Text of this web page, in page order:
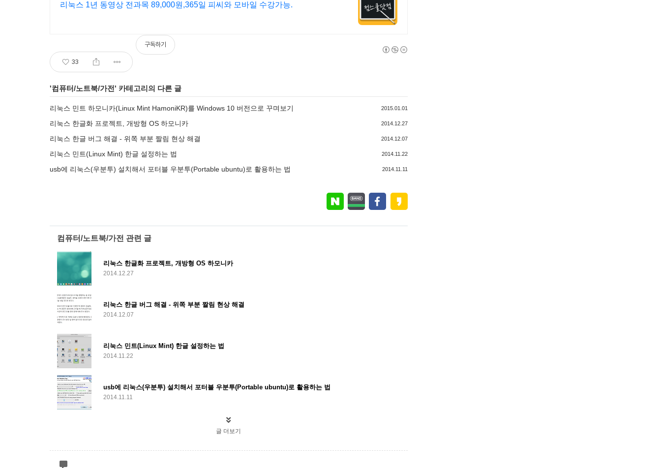
리눅스 1년 동영상 전과목 89,000원,365일 피씨와 모바일 수강가능.
33
구독하기
'컴퓨터/노트북/가전' 카테고리의 다른 글
리눅스 민트 하모니카(Linux Mint HamoniKR)를 Windows 10 버전으로 꾸며보기 2015.01.01
리눅스 한글화 프로젝트, 개방형 OS 하모니카 2014.12.27
리눅스 한글 버그 해결 - 위쪽 부분 짤림 현상 해결 2014.12.07
리눅스 민트(Linux Mint) 한글 설정하는 법 2014.11.22
usb에 리눅스(우분투) 설치해서 포터블 우분투(Portable ubuntu)로 활용하는 법 2014.11.11
컴퓨터/노트북/가전 관련 글
리눅스 한글화 프로젝트, 개방형 OS 하모니카
2014.12.27
리눅스 한글 버그 해결 - 위쪽 부분 짤림 현상 해결
2014.12.07
리눅스 민트(Linux Mint) 한글 설정하는 법
2014.11.22
usb에 리눅스(우분투) 설치해서 포터블 우분투(Portable ubuntu)로 활용하는 법
2014.11.11
글 더보기